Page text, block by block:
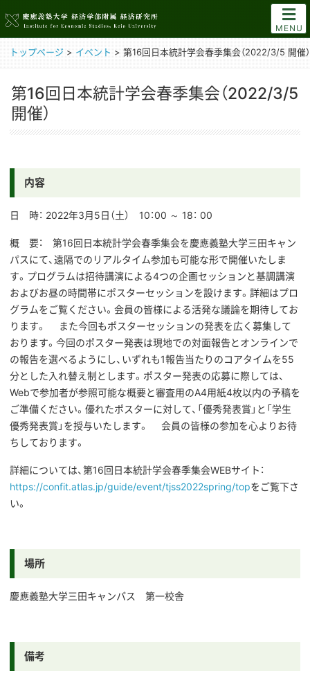
MENU
トップページ > イベント > 第16回日本統計学会春季集会（2022/3/5 開催）
第16回日本統計学会春季集会（2022/3/5
開催）
内容
日 時： 2022年3月5日（土） 10：00 ～ 18： 00
概 要： 第16回日本統計学会春季集会を慶應義塾大学三田キャン
パスにて、遠隔でのリアルタイム参加も可能な形で開催いたしま
す。プログラムは招待講演による4つの企画セッションと基調講演
およびお昼の時間帯にポスターセッションを設けます。詳細はプロ
グラムをご覧ください。会員の皆様による活発な議論を期待してお
ります。 また今回もポスターセッションの発表を広く募集して
おります。今回のポスター発表は現地での対面報告とオンラインで
の報告を選べるようにし、いずれも1報告当たりのコアタイムを55
分とした入れ替え制とします。ポスター発表の応募に際しては、
Webで参加者が参照可能な概要と審査用のA4用紙4枚以内の予稿を
ご準備ください。優れたポスターに対して、「優秀発表賞」と「学生
優秀発表賞」を授与いたします。 会員の皆様の参加を心よりお待
ちしております。
詳細については、第16回日本統計学会春季集会WEBサイト：
https://confit.atlas.jp/guide/event/tjss2022spring/topをご覧下さ
い。
場所
慶應義塾大学三田キャンパス 第一校舎
備考